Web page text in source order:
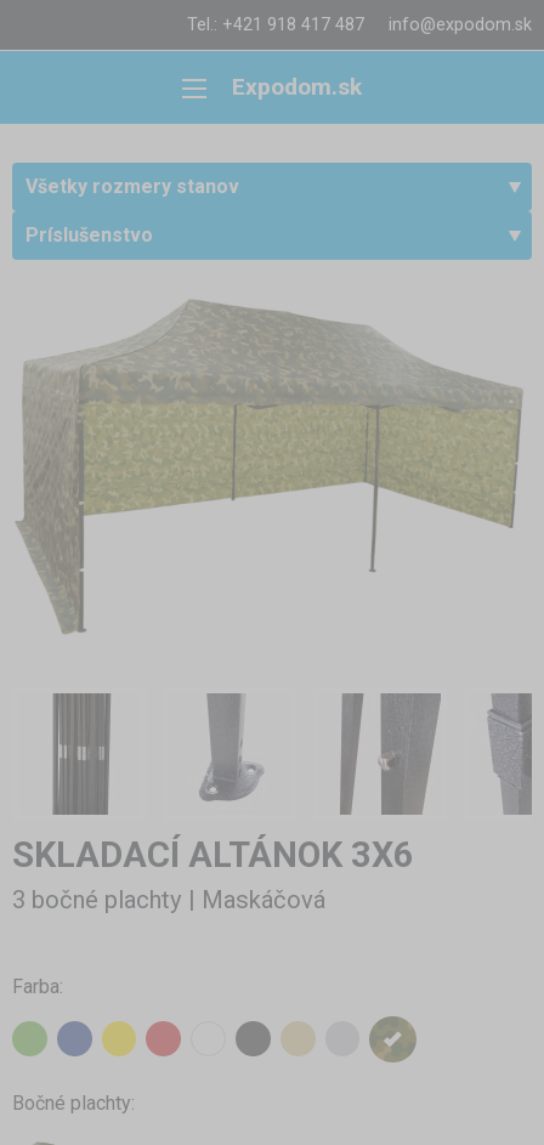
Tel.: +421 918 417 487 info@expodom.sk
Expodom.sk
Všetky rozmery stanov
Príslušenstvo
SKLADACÍ ALTÁNOK 3X6
3 bočné plachty | Maskáčová
Farba:
Bočné plachty: